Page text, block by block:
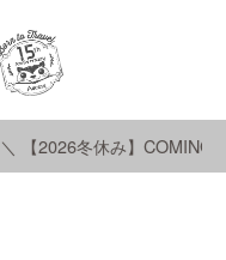
＼ 【2026冬休み】COMING